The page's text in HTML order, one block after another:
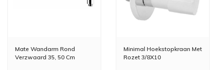
Mate Wandarm Rond
Verzwaard 35, 50 Cm
Minimal Hoekstopkraan Met
Rozet 3/8X10